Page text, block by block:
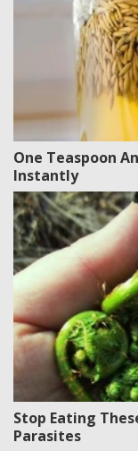
One Teaspoon
Instantly
Stop Eating
Parasites